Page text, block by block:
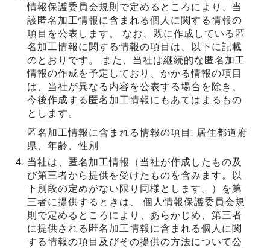
情報保護委員会規則で定めるところにより、当
該匿名加工情報に含まれる個人に関する情報の
項目を公表します。 なお、既に作成している匿
名加工情報に関する情報の項目は、以下に記載
のとおりです。 また、当社は継続的な匿名加工
情報の作成を予定しており、かかる情報の項目
は、当社が異なる内容を公表する場合を除き、
今後作成する匿名加工情報にもあてはまるもの
とします。
匿名加工情報に含まれる情報の項目: 居住都道府
県、年齢、性別
当社は、匿名加工情報（当社が作成したもの及
び第三者から提供を受けたものを含みます。以
下別段の定めがない限り同様とします。）を第
三者に提供するときは、 個人情報保護委員会規
則で定めるところにより、あらかじめ、第三者
に提供される匿名加工情報に含まれる個人に関
する情報の項目及びその提供の方法について公